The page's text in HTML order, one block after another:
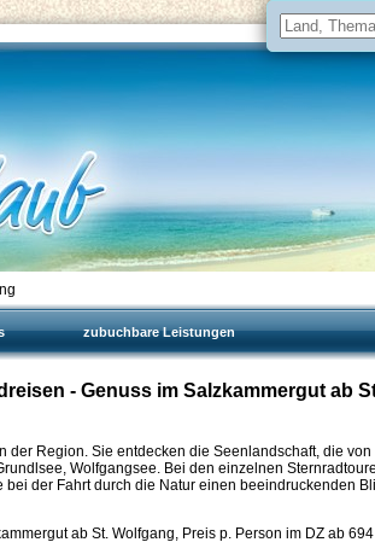
zubuchbare Leistungen
- Genuss im Salzkammergut ab
der Region. Sie entdecken die Seenlandschaft, die von
Wolfgangsee. Bei den einzelnen
der Fahrt durch die Natur einen beeindruckenden
ab St. Wolfgang, Preis p. Person im DZ ab